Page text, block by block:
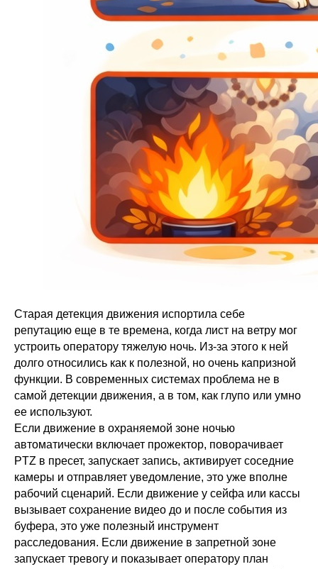
Старая детекция движения испортила себе
репутацию еще в те времена, когда лист на ветру мог
устроить оператору тяжелую ночь. Из-за этого к ней
долго относились как к полезной, но очень капризной
функции. В современных системах проблема не в
самой детекции движения, а в том, как глупо или умно
ее используют.
Если движение в охраняемой зоне ночью
автоматически включает прожектор, поворачивает
PTZ в пресет, запускает запись, активирует соседние
камеры и отправляет уведомление, это уже вполне
рабочий сценарий. Если движение у сейфа или кассы
вызывает сохранение видео до и после события из
буфера, это уже полезный инструмент
расследования. Если движение в запретной зоне
запускает тревогу и показывает оператору план